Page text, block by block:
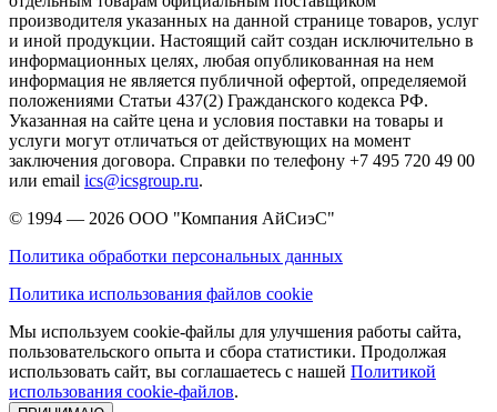
производителя указанных на данной странице товаров, услуг
и иной продукции. Настоящий сайт создан исключительно в
информационных целях, любая опубликованная на нем
информация не является публичной офертой, определяемой
положениями Статьи 437(2) Гражданского кодекса РФ.
Указанная на сайте цена и условия поставки на товары и
услуги могут отличаться от действующих на момент
заключения договора. Справки по телефону +7 495 720 49 00
или email ics@icsgroup.ru.
© 1994 — 2026 ООО "Компания АйСиэС"
Политика обработки персональных данных
Политика использования файлов cookie
Мы используем cookie-файлы для улучшения работы сайта,
пользовательского опыта и сбора статистики. Продолжая
использовать сайт, вы соглашаетесь с нашей Политикой
использования cookie-файлов.